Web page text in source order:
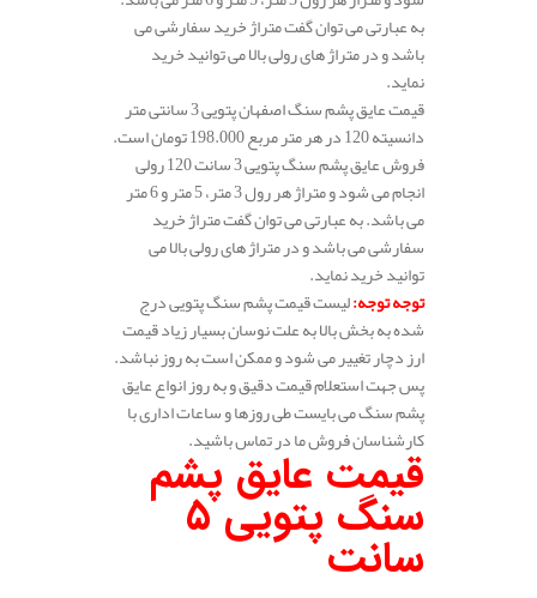
به عبارتی می توان گفت متراژ خرید سفارشی می
باشد و در متراژ های رولی بالا می توانید خرید
نماید.
قیمت عایق پشم سنگ اصفهان پتویی 3 سانتی متر
دانسیته 120 در هر متر مربع 198.000 تومان است.
فروش عایق پشم سنگ پتویی 3 سانت 120 رولی
انجام می شود و متراژ هر رول 3 متر، 5 متر و 6 متر
می باشد. به عبارتی می توان گفت متراژ خرید
سفارشی می باشد و در متراژ های رولی بالا می
توانید خرید نماید.
توجه توجه:لیست قیمت پشم سنگ پتویی درج
شده به بخش بالا به علت نوسان بسیار زیاد قیمت
ارز دچار تغییر می شود و ممکن است به روز نباشد.
پس جهت استعلام قیمت دقیق و به روز انواع عایق
پشم سنگ می بایست طی روزها و ساعات اداری با
کارشناسان فروش ما در تماس باشید.
قیمت عایق پشم
سنگ پتویی 5
سانت